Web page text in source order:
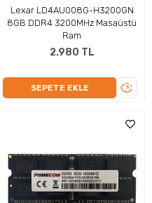
Lexar LD4AU008G-H3200GN
8GB DDR4 3200MHz Masaüstü
Ram
2.980 TL
SEPETE EKLE